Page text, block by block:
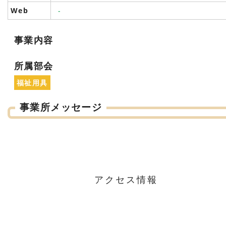
Web
-
事業内容
所属部会
福祉用具
事業所メッセージ
アクセス情報